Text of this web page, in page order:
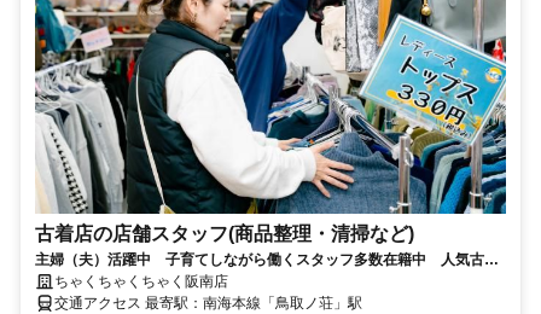
古着店の店舗スタッフ(商品整理・清掃など)
主婦（夫）活躍中 子育てしながら働くスタッフ多数在籍中 人気古着
店の店舗スタッフ 週3日からOK
ちゃくちゃくちゃく阪南店
交通アクセス 最寄駅：南海本線「鳥取ノ荘」駅